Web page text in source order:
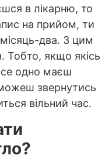
в лікарню, то
на прийом, ти
два. З цим
Тобто, якщо якісь
одно маєш
звернутись
вільний час.